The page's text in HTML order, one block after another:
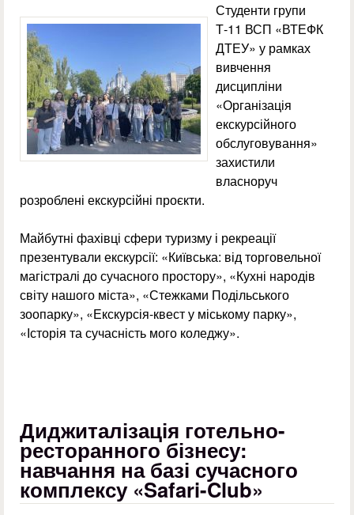
Студенти групи
Т-11 ВСП «ВТЕФК
ДТЕУ» у рамках
вивчення
дисципліни
«Організація
екскурсійного
обслуговування»
захистили
власноруч
розроблені екскурсійні проєкти.
Майбутні фахівці сфери туризму і рекреації
презентували екскурсії: «Київська: від торговельної
магістралі до сучасного простору», «Кухні народів
світу нашого міста», «Стежками Подільського
зоопарку», «Екскурсія-квест у міському парку»,
«Історія та сучасність мого коледжу».
Диджиталізація готельно-
ресторанного бізнесу:
навчання на базі сучасного
комплексу «Safari-Club»